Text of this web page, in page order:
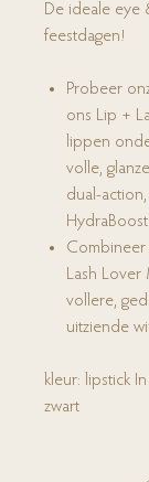
De ideale eye
feestdagen!
Probeer
ons Lip +
lippen
volle,
dual-
Combineer
Lash
vollere,
uitziende
kleur: lipstick
zwart